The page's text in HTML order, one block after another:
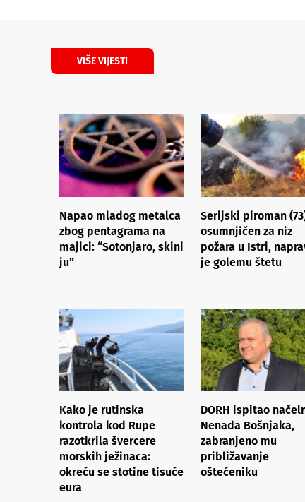
VIŠE VIJESTI
Napao mladog metalca
zbog pentagrama na
majici: “Sotonjaro, skini
ju”
Serijski piroman
osumnjičen za niz
požara u Istri,
je golemu štetu
Kako je rutinska
kontrola kod Rupe
razotkrila švercere
morskih ježinaca:
okreću se stotine tisuće
eura
DORH ispitao
Nenada Bošnjaka,
zabranjeno mu
približavanje
oštećeniku